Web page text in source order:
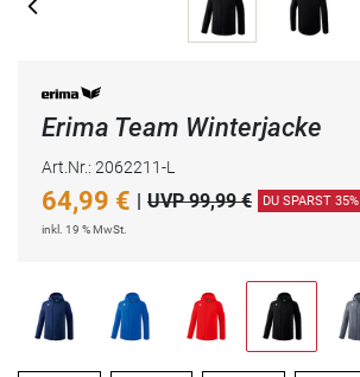
Erima Team Winterjacke
Art.Nr.: 2062211-L
64,99 € | UVP 99,99 € DU SPARST 35%
inkl. 19 % MwSt.